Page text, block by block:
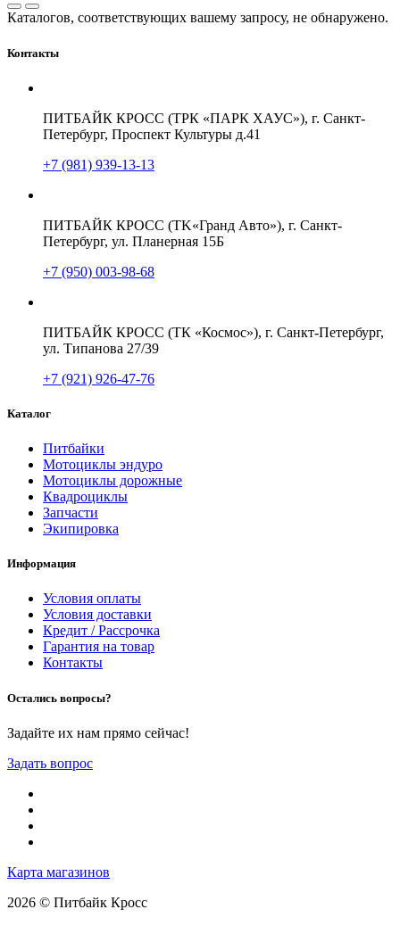
Каталогов, соответствующих вашему запросу, не обнаружено.
Контакты
ПИТБАЙК КРОСС (ТРК «ПАРК ХАУС»), г. Санкт-
Петербург, Проспект Культуры д.41
+7 (981) 939-13-13
ПИТБАЙК КРОСС (TK«Гранд Авто»), г. Санкт-
Петербург, ул. Планерная 15Б
+7 (950) 003-98-68
ПИТБАЙК КРОСС (ТК «Космос»), г. Санкт-Петербург,
ул. Типанова 27/39
+7 (921) 926-47-76
Каталог
Питбайки
Мотоциклы эндуро
Мотоциклы дорожные
Квадроциклы
Запчасти
Экипировка
Информация
Условия оплаты
Условия доставки
Кредит / Рассрочка
Гарантия на товар
Контакты
Остались вопросы?
Задайте их нам прямо сейчас!
Задать вопрос
Карта магазинов
2026 © Питбайк Кросс